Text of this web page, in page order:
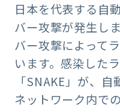
日本を代表する自
バー攻撃が発生し
バー攻撃によって
います。感染した
「SNAKE」が、
ネットワーク内で